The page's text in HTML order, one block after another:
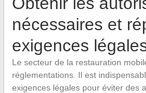
nécessaires et
exigences
Le secteur de la restauration
réglementations. Il est
exigences légales pour éviter des